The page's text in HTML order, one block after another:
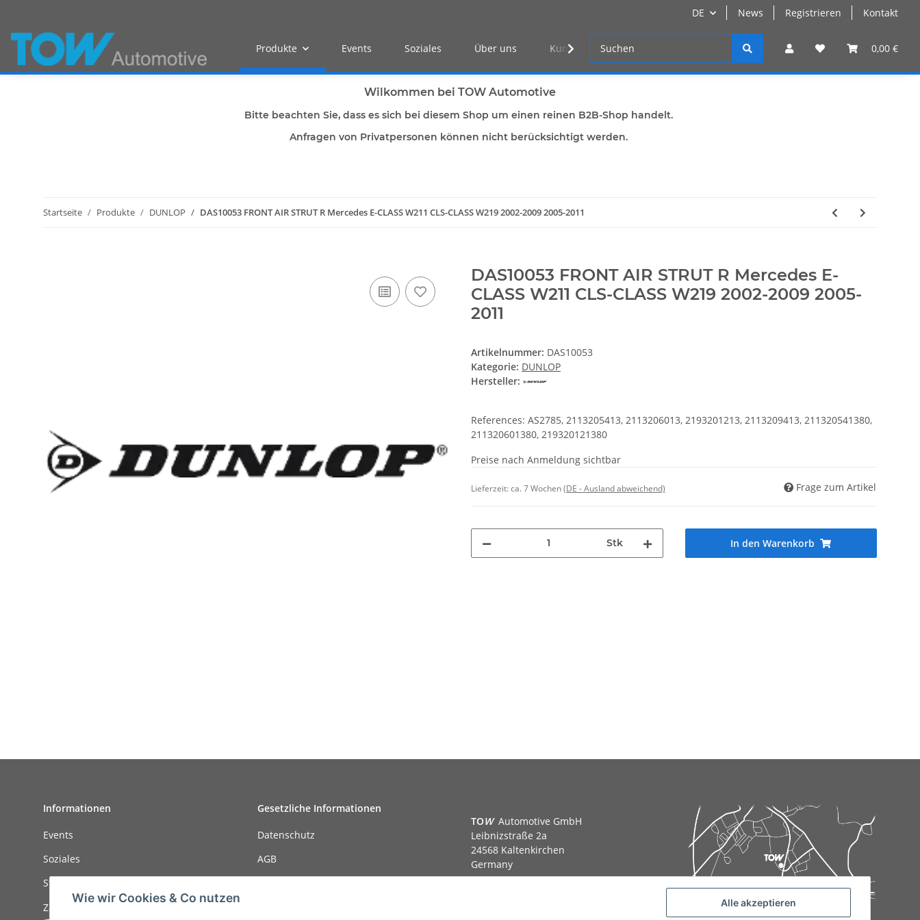
DE News Registrieren Kontakt
0,00 €
Produkte Events Soziales Über uns Kunden Log-in
Wilkommen bei TOW Automotive
Bitte beachten Sie, dass es sich bei diesem Shop um einen reinen B2B-Shop handelt.
Anfragen von Privatpersonen können nicht berücksichtigt werden.
Startseite Produkte DUNLOP DAS10053 FRONT AIR STRUT R Mercedes E-CLASS W211 CLS-CLASS W219 2002-2009 2005-2011
DAS10053 FRONT AIR STRUT R Mercedes E-
CLASS W211 CLS-CLASS W219 2002-2009 2005-
2011
Artikelnummer: DAS10053
Kategorie: DUNLOP
Hersteller:
References: AS2785, 2113205413, 2113206013, 2193201213, 2113209413, 211320541380,
211320601380, 219320121380
Preise nach Anmeldung sichtbar
Lieferzeit:ca. 7 Wochen(DE - Ausland abweichend) Frage zum Artikel
Stk In den Warenkorb
Informationen
Events
Soziales
Stellenanzeigen
Zahlungsmöglichkeiten
Gesetzliche Informationen
Datenschutz
AGB
TOW Automotive GmbH
Leibnizstraße 2a
24568 Kaltenkirchen
Germany
Wie wir Cookies & Co nutzen Alle akzeptieren